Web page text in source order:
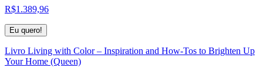
R$1.389,96
Eu quero!
Livro Living with Color – Inspiration and How-Tos to Brighten Up
Your Home (Queen)